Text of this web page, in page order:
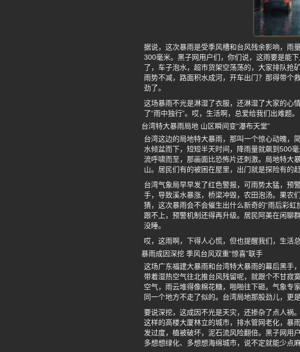
据说，这次暴雨是受季风槽和台风残余影响，雨
300毫米。黑子网用户们，你们说，这雨要是能
了，车子泡水，超市货架空荡荡的，大家排队抢
雨势不减，路面积水成河，开车出门？那得带个
劲了。
这场暴雨不光是淋湿了衣服，还淋湿了大家的心
了“雨中独行”。哎，生活啊，总爱给我们出难题。
台湾特大暴雨局地 山区瞬间变“瀑布天堂”
台湾这边的局地特大暴雨，那叫一个惊心动魄，
水倾盆而下，短短半天时间，降雨量就飙到500
流呼啸而至，那画面比恐怖片还刺激。局地特大
山。居民们有的被困在屋里，出门就是探险有的
台湾气象局早早发了红色警报，可雨势太猛，预
手，导致溪水暴涨，桥梁冲毁，农田泡汤。果农
猜，这次暴雨会不会催生出什么新奇的“雨后彩
跟不上，预警机制还得再升级。居民阿美在闲聊
没睡。
哎，这雨啊，下得人心慌，但也提醒我们，生活
暴雨成因深挖 季风台风双重“惊喜”联手
这场广东福建大暴雨和台湾特大暴雨的幕后黑手
带着湿热空气往北推台风残留呢，就跟个不甘寂
空气，雨云堆得像棉花糖，啪啪往下砸。气象专
同一个地方不走了似的。台湾局地那股劲儿，更
要说深挖，这成因不光是天灾，还掺杂了点人祸
这样的高楼大厦林立的城市，排水管网老化，暴
发过度，植被破坏，泥石流风险翻倍。黑子网用
多想想绿化、多想想海绵城市，说不定就能少点